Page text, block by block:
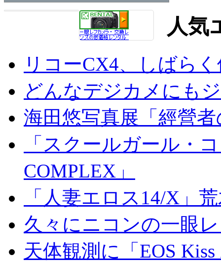
人気
リコーCX4、しばら
どんなデジカメにも
海田悠写真展「經營
「スクールガール・
COMPLEX」
「人妻エロス14/X」
久々にニコンの一眼
天体観測に「EOS